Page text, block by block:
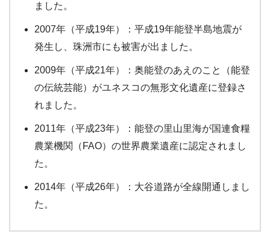
ました。
2007年（平成19年）：平成19年能登半島地震が
発生し、珠洲市にも被害が出ました。
2009年（平成21年）：奥能登のあえのこと（能登
の伝統芸能）がユネスコの無形文化遺産に登録さ
れました。
2011年（平成23年）：能登の里山里海が国連食糧
農業機関（FAO）の世界農業遺産に認定されまし
た。
2014年（平成26年）：大谷道路が全線開通しまし
た。